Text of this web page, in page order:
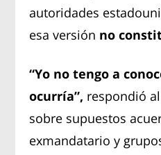
autoridades
esa versión no
“Yo no tengo a
ocurría”, respondió
sobre supuestos
exmandatario y